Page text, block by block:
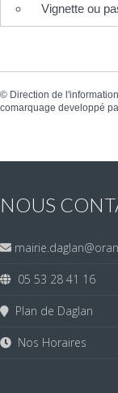
Vignette ou
© Direction de
comarquage developpé
NOUS
05 53 28 41 16
Plan de Daglan
Nos Horaires